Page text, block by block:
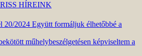
HÍREINK
2024 Együtt formáljuk élhetőbbé a
műhelybeszélgetésen képviseltem a